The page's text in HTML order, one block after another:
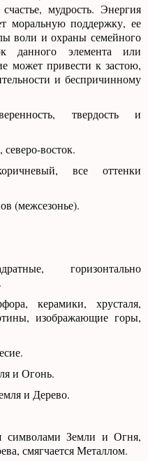
мудрость. Энергия
моральную поддержку, ее
воли и охраны семейного
данного элемента или
может привести к застою,
и беспричинному
твердость и
восток.
все оттенки
(межсезонье).
горизонтально
керамики, хрусталя,
изображающие горы,
и Огонь.
и Дерево.
символами Земли и Огня,
смягчается Металлом.